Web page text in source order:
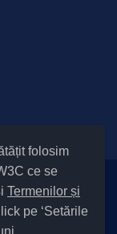
folosim
ce se
Termenilor și
pe ‘Setările
Politică de utilizare